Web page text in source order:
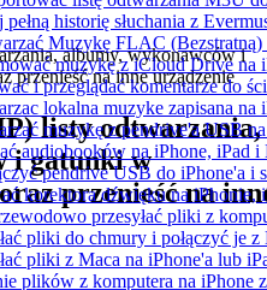
pełną historię słuchania z
Muzykę FLAC
muzykę z iCloud Drive na
i przeglądać komentarze do
lokalna muzyke zapisana na
muzykę z pendrive'a USB
audiobooków na iPhone, iPad
pendrive USB do iPhone'a i
korektora dźwięku na
przesyłać pliki z
pliki do chmury i połączyć je
pliki z Maca na iPhone'a lub
plików z komputera na iPhone
albumy, wykonawców i
przenieść na inne urządzenie
listy odtwarzania,
i gatunki w
przenieść na